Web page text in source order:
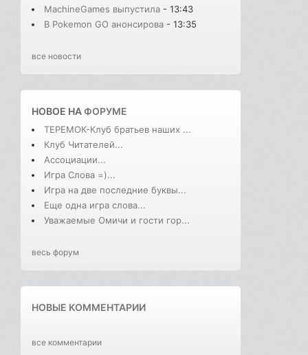
MachineGames выпустила - 13:43
В Pokemon GO анонсирова - 13:35
все новости
НОВОЕ НАФОРУМЕ
ТЕРЕМОК-Клуб братьев наших ...
Клуб Читателей...
Ассоциации...
Игра Слова =)...
Игра на две последние буквы...
Еще одна игра слова...
Уважаемые Омичи и гости гор...
весь форум
НОВЫЕ КОММЕНТАРИИ
все комментарии